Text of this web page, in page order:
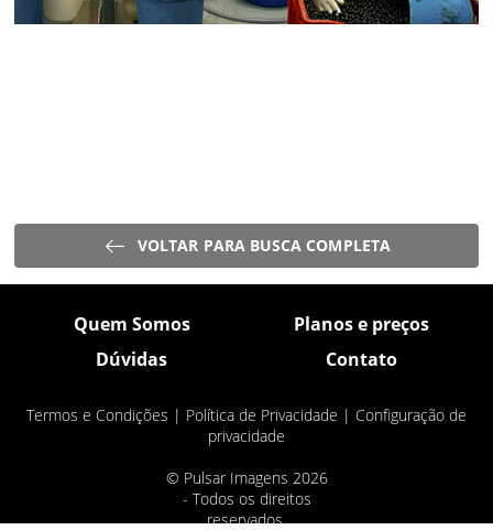
VOLTAR PARA BUSCA COMPLETA
Quem Somos
Planos e preços
Dúvidas
Contato
Termos e Condições | Política de Privacidade | Configuração de
privacidade
© Pulsar Imagens 2026
- Todos os direitos
reservados.